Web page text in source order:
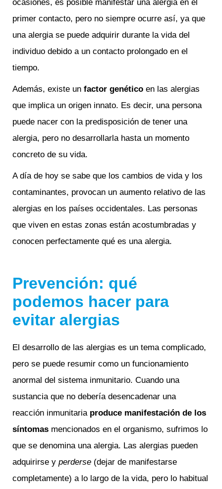
ocasiones, es posible manifestar una alergia en el
primer contacto, pero no siempre ocurre así, ya que
una alergia se puede adquirir durante la vida del
individuo debido a un contacto prolongado en el
tiempo.
Además, existe un factor genético en las alergias
que implica un origen innato. Es decir, una persona
puede nacer con la predisposición de tener una
alergia, pero no desarrollarla hasta un momento
concreto de su vida.
A día de hoy se sabe que los cambios de vida y los
contaminantes, provocan un aumento relativo de las
alergias en los países occidentales. Las personas
que viven en estas zonas están acostumbradas y
conocen perfectamente qué es una alergia.
Prevención: qué
podemos hacer para
evitar alergias
El desarrollo de las alergias es un tema complicado,
pero se puede resumir como un funcionamiento
anormal del sistema inmunitario. Cuando una
sustancia que no debería desencadenar una
reacción inmunitaria produce manifestación de los
síntomas mencionados en el organismo, sufrimos lo
que se denomina una alergia. Las alergias pueden
adquirirse y perderse (dejar de manifestarse
completamente) a lo largo de la vida, pero lo habitual